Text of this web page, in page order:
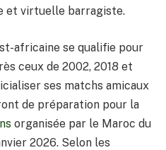
et virtuelle barragiste.
africaine se qualifie pour
ceux de 2002, 2018 et
ses matchs amicaux
de préparation pour la
organisée par le Maroc du
2026. Selon les